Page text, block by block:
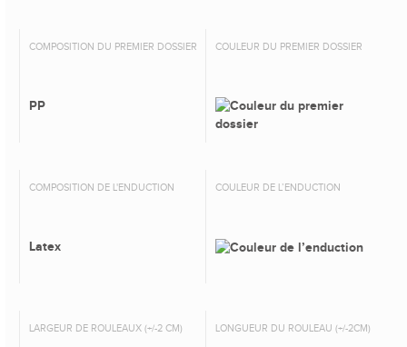
COMPOSITION DU PREMIER DOSSIER
PP
COULEUR DU PREMIER DOSSIER
COMPOSITION DE L'ENDUCTION
Latex
COULEUR DE L’ENDUCTION
LARGEUR DE ROULEAUX (+/-2 CM) LONGUEUR DU ROULEAU (+/-2CM)